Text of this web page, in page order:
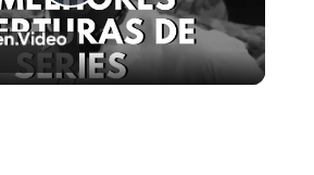
Play
Video